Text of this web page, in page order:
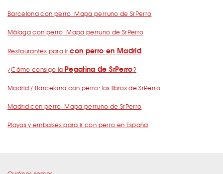
Barcelona con perro: Mapa perruno de SrPerro
Málaga con perro: Mapa perruno de SrPerro
Restaurantes para ircon perro en Madrid
¿Cómo consigo la Pegatina de SrPerro?
Madrid / Barcelona con perro: los libros de SrPerro
Madrid con perro: Mapa perruno de SrPerro
Playas y embalses para ir con perro en España